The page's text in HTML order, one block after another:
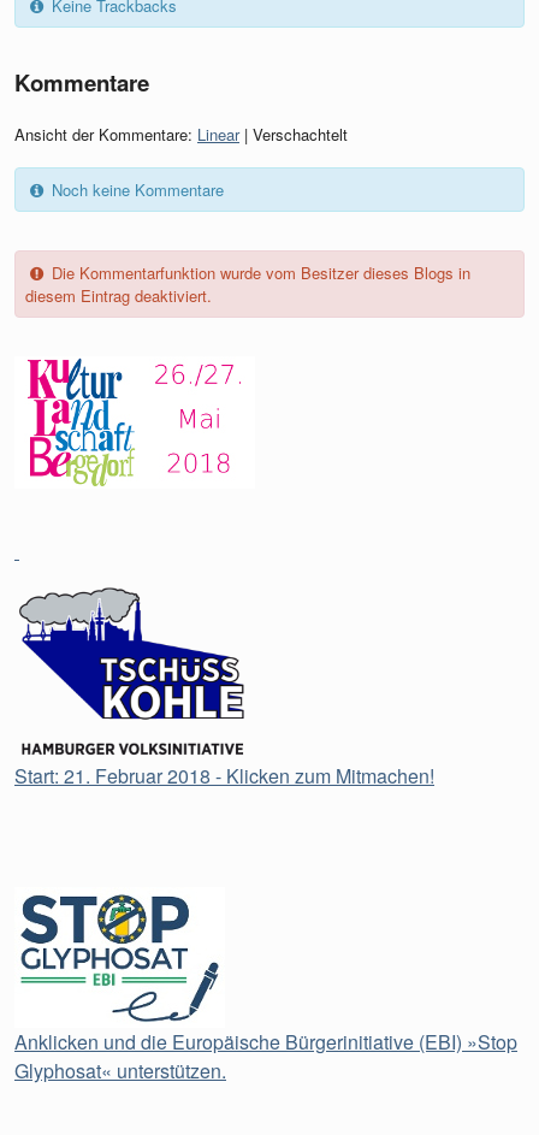
Keine Trackbacks
Kommentare
Ansicht der Kommentare: Linear| Verschachtelt
Noch keine Kommentare
Die Kommentarfunktion wurde vom Besitzer dieses Blogs in
diesem Eintrag deaktiviert.
Start: 21. Februar 2018 - Klicken zum Mitmachen!
Anklicken und die Europäische Bürgerinitiative (EBI) »Stop
Glyphosat« unterstützen.